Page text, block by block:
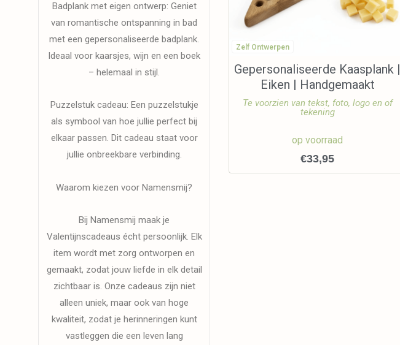
Badplank met eigen ontwerp: Geniet
van romantische ontspanning in bad
met een gepersonaliseerde badplank.
Ideaal voor kaarsjes, wijn en een boek
– helemaal in stijl.
Puzzelstuk cadeau: Een puzzelstukje
als symbool van hoe jullie perfect bij
elkaar passen. Dit cadeau staat voor
jullie onbreekbare verbinding.
Waarom kiezen voor Namensmij?
Bij Namensmij maak je
Valentijnscadeaus écht persoonlijk. Elk
item wordt met zorg ontworpen en
gemaakt, zodat jouw liefde in elk detail
zichtbaar is. Onze cadeaus zijn niet
alleen uniek, maar ook van hoge
kwaliteit, zodat je herinneringen kunt
vastleggen die een leven lang
Zelf Ontwerpen
Gepersonaliseerde Kaasplank |
Eiken | Handgemaakt
Te voorzien van tekst, foto, logo en of
tekening
op voorraad
€33,95